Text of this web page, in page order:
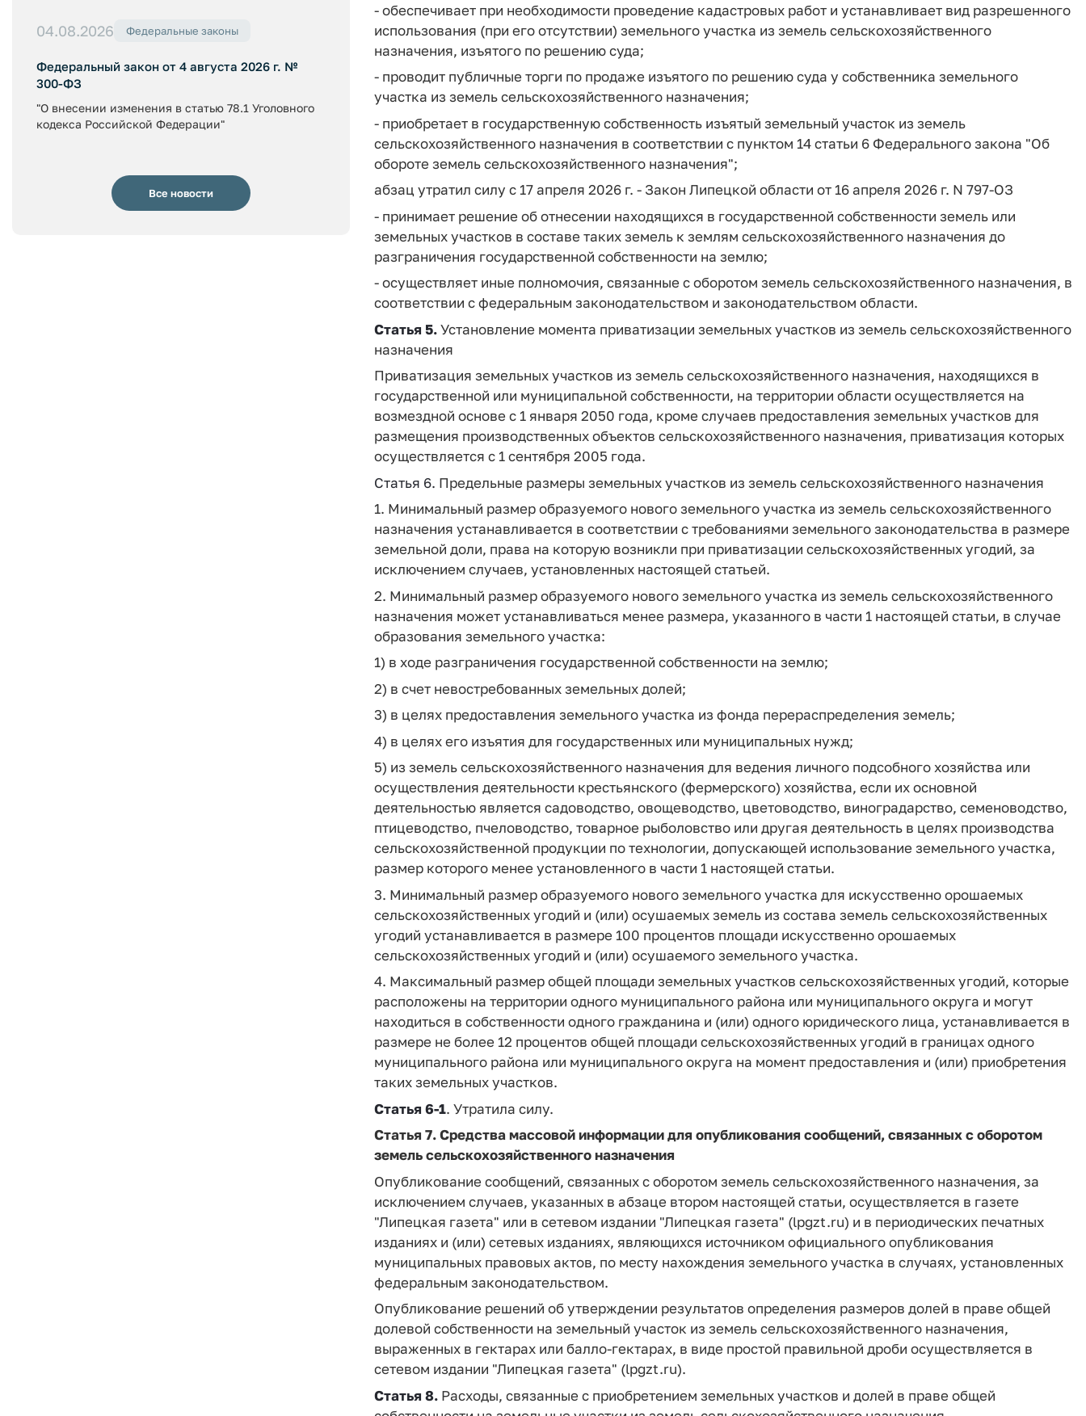
04.08.2026 Федеральные законы
Федеральный закон от 4 августа 2026 г. №
300-ФЗ
"О внесении изменения в статью 78.1 Уголовного
кодекса Российской Федерации"
Все новости
- обеспечивает при необходимости проведение кадастровых работ и устанавливает вид разрешенного
использования (при его отсутствии) земельного участка из земель сельскохозяйственного
назначения, изъятого по решению суда;
- проводит публичные торги по продаже изъятого по решению суда у собственника земельного
участка из земель сельскохозяйственного назначения;
- приобретает в государственную собственность изъятый земельный участок из земель
сельскохозяйственного назначения в соответствии с пунктом 14 статьи 6 Федерального закона "Об
обороте земель сельскохозяйственного назначения";
абзац утратил силу с 17 апреля 2026 г. - Закон Липецкой области от 16 апреля 2026 г. N 797-ОЗ
- принимает решение об отнесении находящихся в государственной собственности земель или
земельных участков в составе таких земель к землям сельскохозяйственного назначения до
разграничения государственной собственности на землю;
- осуществляет иные полномочия, связанные с оборотом земель сельскохозяйственного назначения, в
соответствии с федеральным законодательством и законодательством области.
Статья 5.Установление момента приватизации земельных участков из земель сельскохозяйственного
назначения
Приватизация земельных участков из земель сельскохозяйственного назначения, находящихся в
государственной или муниципальной собственности, на территории области осуществляется на
возмездной основе с 1 января 2050 года, кроме случаев предоставления земельных участков для
размещения производственных объектов сельскохозяйственного назначения, приватизация которых
осуществляется с 1 сентября 2005 года.
Статья 6. Предельные размеры земельных участков из земель сельскохозяйственного назначения
1. Минимальный размер образуемого нового земельного участка из земель сельскохозяйственного
назначения устанавливается в соответствии с требованиями земельного законодательства в размере
земельной доли, права на которую возникли при приватизации сельскохозяйственных угодий, за
исключением случаев, установленных настоящей статьей.
2. Минимальный размер образуемого нового земельного участка из земель сельскохозяйственного
назначения может устанавливаться менее размера, указанного в части 1 настоящей статьи, в случае
образования земельного участка:
1) в ходе разграничения государственной собственности на землю;
2) в счет невостребованных земельных долей;
3) в целях предоставления земельного участка из фонда перераспределения земель;
4) в целях его изъятия для государственных или муниципальных нужд;
5) из земель сельскохозяйственного назначения для ведения личного подсобного хозяйства или
осуществления деятельности крестьянского (фермерского) хозяйства, если их основной
деятельностью является садоводство, овощеводство, цветоводство, виноградарство, семеноводство,
птицеводство, пчеловодство, товарное рыболовство или другая деятельность в целях производства
сельскохозяйственной продукции по технологии, допускающей использование земельного участка,
размер которого менее установленного в части 1 настоящей статьи.
3. Минимальный размер образуемого нового земельного участка для искусственно орошаемых
сельскохозяйственных угодий и (или) осушаемых земель из состава земель сельскохозяйственных
угодий устанавливается в размере 100 процентов площади искусственно орошаемых
сельскохозяйственных угодий и (или) осушаемого земельного участка.
4. Максимальный размер общей площади земельных участков сельскохозяйственных угодий, которые
расположены на территории одного муниципального района или муниципального округа и могут
находиться в собственности одного гражданина и (или) одного юридического лица, устанавливается в
размере не более 12 процентов общей площади сельскохозяйственных угодий в границах одного
муниципального района или муниципального округа на момент предоставления и (или) приобретения
таких земельных участков.
Статья 6-1. Утратила силу.
Статья 7.Средства массовой информации для опубликования сообщений, связанных с оборотом
земель сельскохозяйственного назначения
Опубликование сообщений, связанных с оборотом земель сельскохозяйственного назначения, за
исключением случаев, указанных в абзаце втором настоящей статьи, осуществляется в газете
"Липецкая газета" или в сетевом издании "Липецкая газета" (lpgzt.ru) и в периодических печатных
изданиях и (или) сетевых изданиях, являющихся источником официального опубликования
муниципальных правовых актов, по месту нахождения земельного участка в случаях, установленных
федеральным законодательством.
Опубликование решений об утверждении результатов определения размеров долей в праве общей
долевой собственности на земельный участок из земель сельскохозяйственного назначения,
выраженных в гектарах или балло-гектарах, в виде простой правильной дроби осуществляется в
сетевом издании "Липецкая газета" (lpgzt.ru).
Статья 8. Расходы, связанные с приобретением земельных участков и долей в праве общей